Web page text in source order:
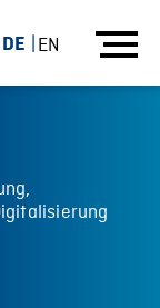
DE EN